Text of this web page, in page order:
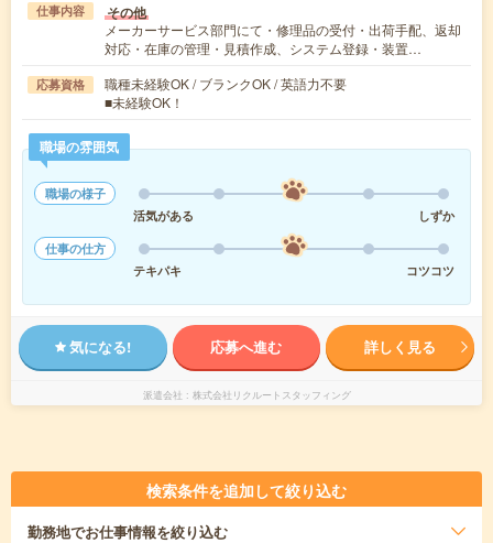
仕事内容 その他
メーカーサービス部門にて・修理品の受付・出荷手配、返却
対応・在庫の管理・見積作成、システム登録・装置…
応募資格
職種未経験OK / ブランクOK / 英語力不要
■未経験OK！
職場の雰囲気
職場の様子
活気がある
しずか
仕事の仕方
テキパキ
コツコツ
気になる! 応募へ進む 詳しく見る
派遣会社 株式会社リクルートスタッフィング
検索条件を追加して絞り込む
勤務地でお仕事情報を絞り込む